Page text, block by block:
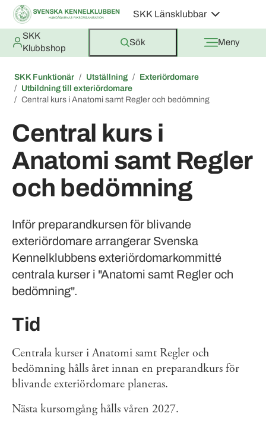
SKK Länsklubbar
SKK
Klubbshop
Sök Meny
SKK Funktionär Utställning
Exteriördomare
Utbildning till exteriördomare
Central kurs i Anatomi samt Regler och bedömning
Central kurs i
Anatomi samt Regler
och bedömning
Inför preparandkursen för blivande
exteriördomare arrangerar Svenska
Kennelklubbens exteriördomarkommitté
centrala kurser i "Anatomi samt Regler och
bedömning".
Tid
Centrala kurser i Anatomi samt Regler och
bedömning hålls året innan en preparandkurs för
blivande exteriördomare planeras.
Nästa kursomgång hålls våren 2027.